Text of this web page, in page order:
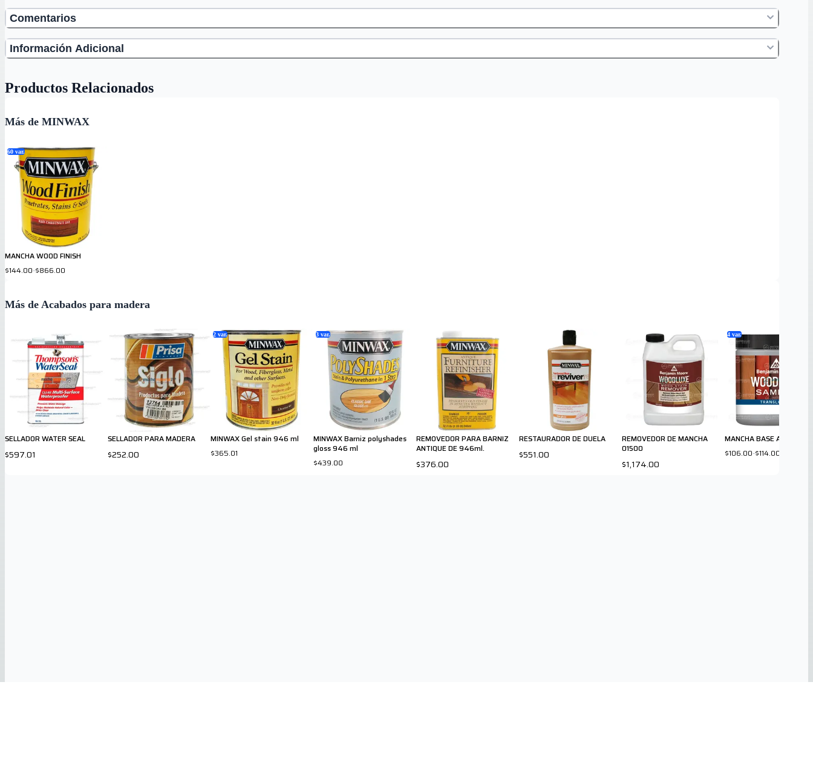
Comentarios
Información Adicional
Productos Relacionados
Más de MINWAX
60 var.
MANCHA WOOD FINISH
$144.00-$866.00
Más de Acabados para madera
SELLADOR WATER SEAL
$597.01
SELLADOR PARA MADERA
$252.00
2 var.
MINWAX Gel stain 946 ml
$365.01
3 var.
MINWAX Barniz polyshades
gloss 946 ml
$439.00
REMOVEDOR PARA BARNIZ
ANTIQUE DE 946ml.
$376.00
RESTAURADOR DE DUELA
$551.00
REMOVEDOR DE MANCHA
01500
$1,174.00
4 var.
MANCHA BASE AGUA
$106.00-$114.00